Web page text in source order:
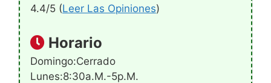
4.4/5 (Leer Las Opiniones)
Horario
Domingo:Cerrado
Lunes:8:30a.m.-5p.m.